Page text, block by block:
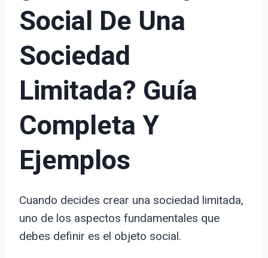
Social De Una
Sociedad
Limitada? Guía
Completa Y
Ejemplos
Cuando decides crear una sociedad limitada,
uno de los aspectos fundamentales que
debes definir es el objeto social.